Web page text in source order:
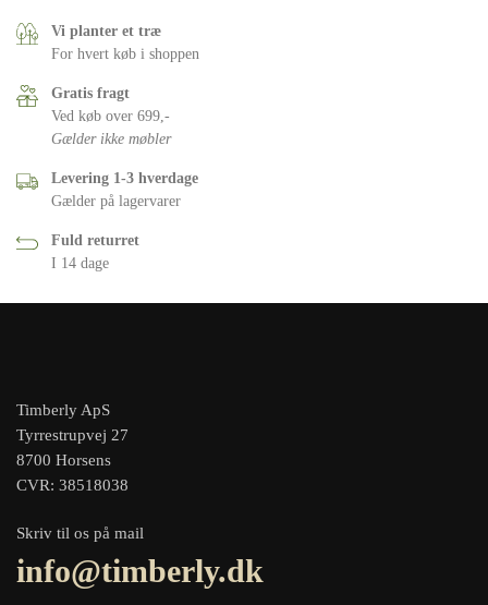
Vi planter et træ
For hvert køb i shoppen
Gratis fragt
Ved køb over 699,-
Gælder ikke møbler
Levering 1-3 hverdage
Gælder på lagervarer
Fuld returret
I 14 dage
Timberly ApS
Tyrrestrupvej 27
8700 Horsens
CVR: 38518038
Skriv til os på mail
info@timberly.dk